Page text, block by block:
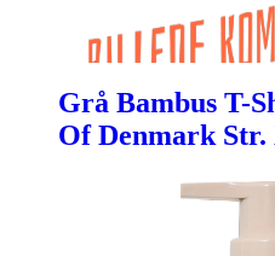
Grå Bambus T-
Of Denmark Str.